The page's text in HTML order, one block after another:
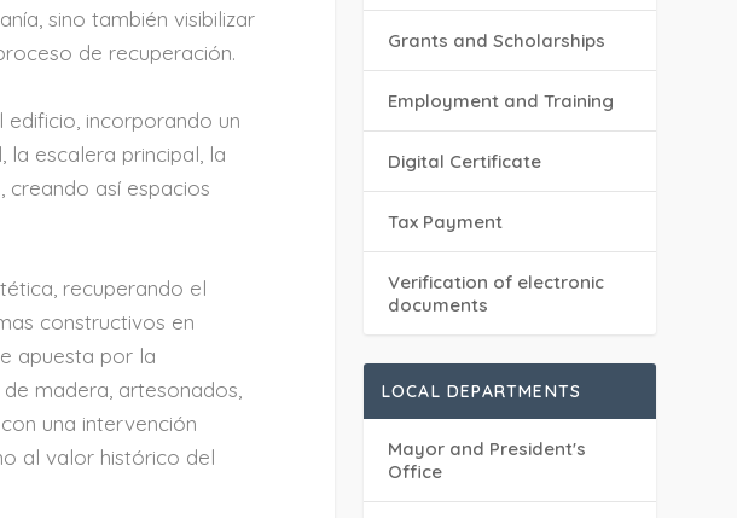
sino también visibilizar
de recuperación.
incorporando un
escalera principal, la
así espacios
recuperando el
constructivos en
apuesta por la
madera, artesonados,
una intervención
al valor histórico del
Grants and Scholarships
Employment and Training
Digital Certificate
Tax Payment
Verification of electronic
documents
LOCAL DEPARTMENTS
Mayor and President's
Office